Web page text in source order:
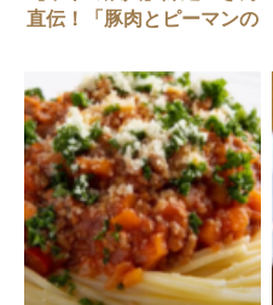
直伝！「豚肉とピーマンの